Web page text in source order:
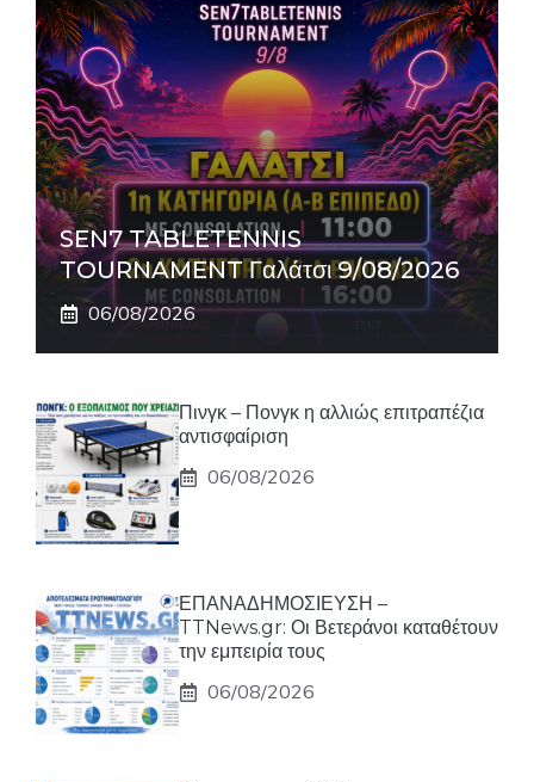
SEN7 TABLETENNIS
TOURNAMENT Γαλάτσι 9/08/2026
06/08/2026
Πινγκ – Πονγκ η αλλιώς επιτραπέζια
αντισφαίριση
06/08/2026
ΕΠΑΝΑΔΗΜΟΣΙΕΥΣΗ –
TTNews.gr: Οι Βετεράνοι καταθέτουν
την εμπειρία τους
06/08/2026